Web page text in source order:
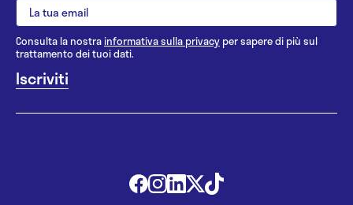
Consulta la nostrainformativa sulla privacy per sapere di più sul
trattamento dei tuoi dati.